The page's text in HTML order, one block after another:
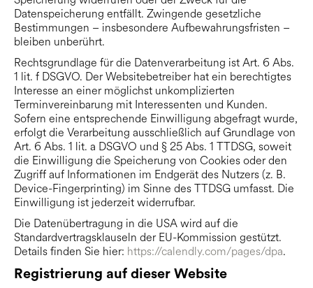
Datenspeicherung entfällt. Zwingende gesetzliche
Bestimmungen – insbesondere Aufbewahrungsfristen –
bleiben unberührt.
Rechtsgrundlage für die Datenverarbeitung ist Art. 6 Abs.
1 lit. f DSGVO. Der Websitebetreiber hat ein berechtigtes
Interesse an einer möglichst unkomplizierten
Terminvereinbarung mit Interessenten und Kunden.
Sofern eine entsprechende Einwilligung abgefragt wurde,
erfolgt die Verarbeitung ausschließlich auf Grundlage von
Art. 6 Abs. 1 lit. a DSGVO und § 25 Abs. 1 TTDSG, soweit
die Einwilligung die Speicherung von Cookies oder den
Zugriff auf Informationen im Endgerät des Nutzers (z. B.
Device-Fingerprinting) im Sinne des TTDSG umfasst. Die
Einwilligung ist jederzeit widerrufbar.
Die Datenübertragung in die USA wird auf die
Standardvertragsklauseln der EU-Kommission gestützt.
Details finden Sie hier: https://calendly.com/pages/dpa.
Registrierung auf dieser Website